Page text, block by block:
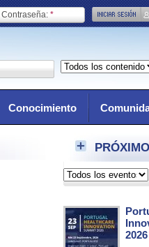
Contraseña: *
Conocimiento
2026